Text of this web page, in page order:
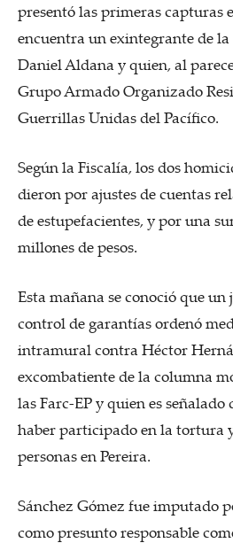
presentó las primeras capturas
encuentra un exintegrante de
Daniel Aldana y quien, al
Grupo Armado Organizado
Guerrillas Unidas del Pacífico.
Según la Fiscalía, los dos
dieron por ajustes de cuentas
de estupefacientes, y por una
millones de pesos.
Esta mañana se conoció que
control de garantías ordenó
intramural contra Héctor
excombatiente de la columna
las Farc-EP y quien es
haber participado en la tortura
personas en Pereira.
Sánchez Gómez fue imputado
como presunto responsable